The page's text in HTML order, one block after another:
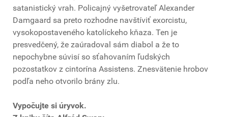
satanistický vrah. Policajný vyšetrovateľ Alexander
Damgaard sa preto rozhodne navštíviť exorcistu,
vysokopostaveného katolíckeho kňaza. Ten je
presvedčený, že zaúradoval sám diabol a že to
nepochybne súvisí so sťahovaním ľudských
pozostatkov z cintorína Assistens. Znesvätenie hrobov
podľa neho otvorilo brány zlu.
Vypočujte si úryvok.